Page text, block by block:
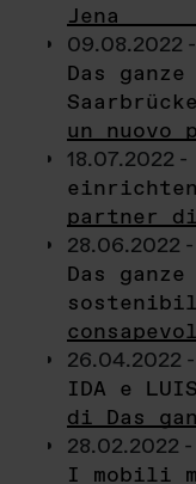
Jena
09.08.2022 -
Das
un nuovo
18.07.2022 -
partner di
28.06.2022 -
Das
26.04.2022 -
IDA e
di Das
28.02.2022 -
I mobili